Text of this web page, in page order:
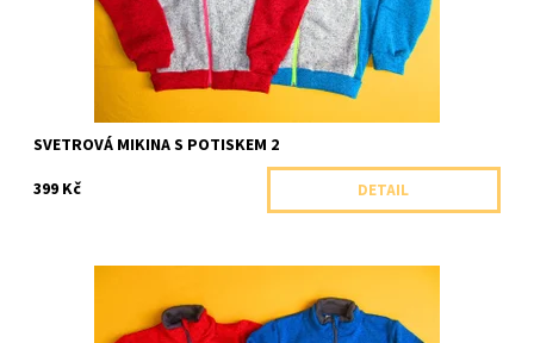
SVETROVÁ MIKINA S POTISKEM 2
399 Kč
DETAIL
Celopropínací teplá svetrová mikina se stojáčkem a decentní